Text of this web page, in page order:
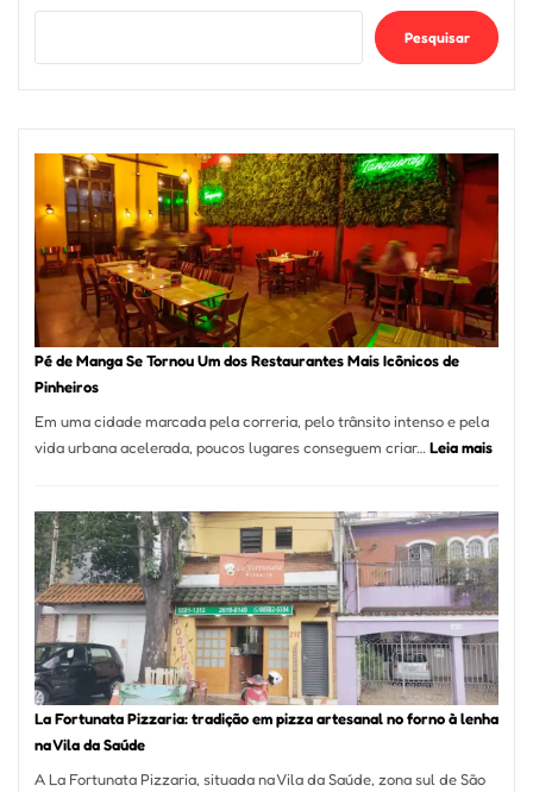
Pesquisar
Pé de Manga Se Tornou Um dos Restaurantes Mais Icônicos de
Pinheiros
Em uma cidade marcada pela correria, pelo trânsito intenso e pela
vida urbana acelerada, poucos lugares conseguem criar… Leia mais:
Se
Um
dos
Mais
La Fortunata Pizzaria: tradição em pizza artesanal no forno à lenha
na Vila da Saúde
A La Fortunata Pizzaria, situada na Vila da Saúde, zona sul de São